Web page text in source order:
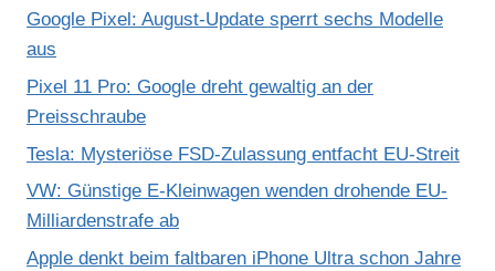
Google Pixel: August-Update sperrt sechs Modelle
aus
Pixel 11 Pro: Google dreht gewaltig an der
Preisschraube
Tesla: Mysteriöse FSD-Zulassung entfacht EU-Streit
VW: Günstige E-Kleinwagen wenden drohende EU-
Milliardenstrafe ab
Apple denkt beim faltbaren iPhone Ultra schon Jahre